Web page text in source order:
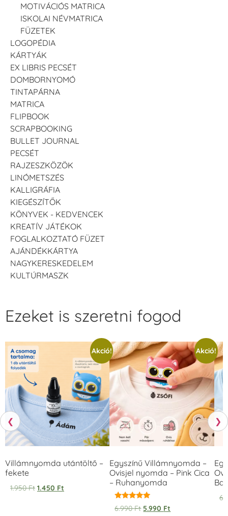
MOTIVÁCIÓS MATRICA
ISKOLAI NÉVMATRICA
FÜZETEK
LOGOPÉDIA
KÁRTYÁK
EX LIBRIS PECSÉT
DOMBORNYOMÓ
TINTAPÁRNA
MATRICA
FLIPBOOK
SCRAPBOOKING
BULLET JOURNAL
PECSÉT
RAJZESZKÖZÖK
LINÓMETSZÉS
KALLIGRÁFIA
KIEGÉSZÍTŐK
KÖNYVEK - KEDVENCEK
KREATÍV JÁTÉKOK
FOGLALKOZTATÓ FÜZET
AJÁNDÉKKÁRTYA
NAGYKERESKEDELEM
KULTÚRMASZK
❮
Ezeket is szeretni fogod
Akció!
Villámnyomda utántöltő –
fekete
1.950Ft 1.450 Ft
Akció!
Egyszínű Villámnyomda –
Ovisjel nyomda – Pink Cica
– Ruhanyomda
Értékelés:
5.00
6.990Ft 5.990 Ft
❯